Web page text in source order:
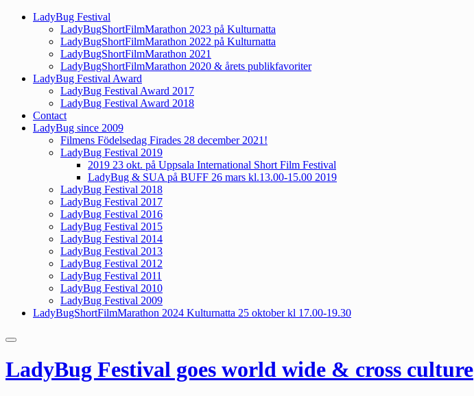
LadyBug Festival
LadyBugShortFilmMarathon 2023 på Kulturnatta
LadyBugShortFilmMarathon 2022 på Kulturnatta
LadyBugShortFilmMarathon 2021
LadyBugShortFilmMarathon 2020 & årets publikfavoriter
LadyBug Festival Award
LadyBug Festival Award 2017
LadyBug Festival Award 2018
Contact
LadyBug since 2009
Filmens Födelsedag Firades 28 december 2021!
LadyBug Festival 2019
2019 23 okt. på Uppsala International Short Film Festival
LadyBug & SUA på BUFF 26 mars kl.13.00-15.00 2019
LadyBug Festival 2018
LadyBug Festival 2017
LadyBug Festival 2016
LadyBug Festival 2015
LadyBug Festival 2014
LadyBug Festival 2013
LadyBug Festival 2012
LadyBug Festival 2011
LadyBug Festival 2010
LadyBug Festival 2009
LadyBugShortFilmMarathon 2024 Kulturnatta 25 oktober kl 17.00-19.30
LadyBug Festival goes world wide & cross culture